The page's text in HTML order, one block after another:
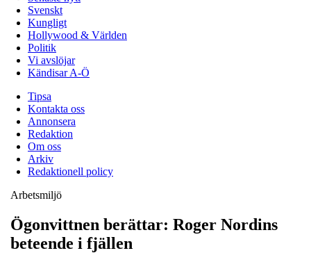
Svenskt
Kungligt
Hollywood & Världen
Politik
Vi avslöjar
Kändisar A-Ö
Tipsa
Kontakta oss
Annonsera
Redaktion
Om oss
Arkiv
Redaktionell policy
Arbetsmiljö
Ögonvittnen berättar: Roger Nordins
beteende i fjällen